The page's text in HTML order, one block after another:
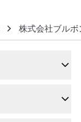
株式会社ブルボ